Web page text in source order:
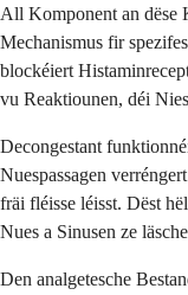
All Komponent an dëse
Mechanismus fir
blockéiert
vu Reaktiounen, déi
Decongestant
Nuespassagen
fräi fléisse léisst. Dëst
Nues a Sinusen ze
Den analgetesche